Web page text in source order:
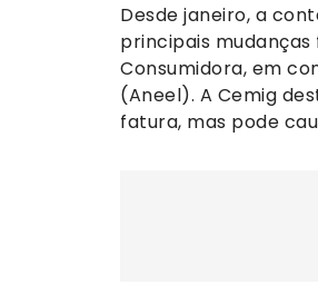
Desde janeiro, a
principais
Consumidora, em
(Aneel). A Cemig
fatura, mas pode